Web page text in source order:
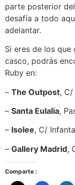
parte posterior
desafía a todo
adelantar.
Si eres de los que
casco, podrás
Ruby en:
– The Outpost, C/
– Santa Eulalia,
– Isolee, C/
– Gallery Madrid,
Comparte :